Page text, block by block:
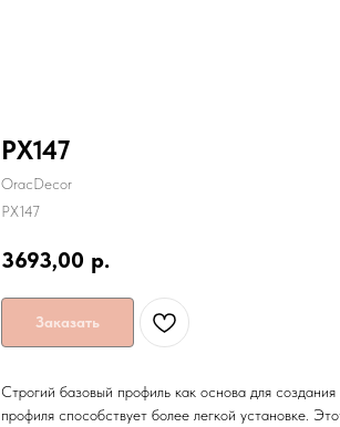
PX147
OracDecor
PX147
3693,00 р.
Заказать
Строгий базовый профиль как основа для
профиля способствует более легкой установке.